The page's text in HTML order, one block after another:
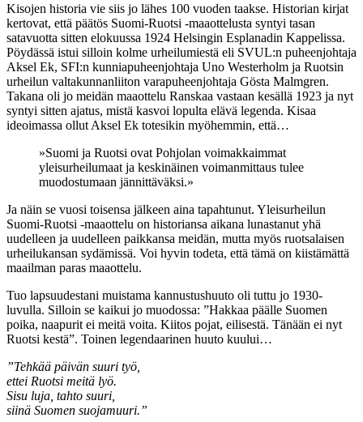
Kisojen historia vie siis jo lähes 100 vuoden taakse. Historian kirjat
kertovat, että päätös Suomi-Ruotsi -maaottelusta syntyi tasan
satavuotta sitten elokuussa 1924 Helsingin Esplanadin Kappelissa.
Pöydässä istui silloin kolme urheilumiestä eli SVUL:n puheenjohtaja
Aksel Ek, SFI:n kunniapuheenjohtaja Uno Westerholm ja Ruotsin
urheilun valtakunnanliiton varapuheenjohtaja Gösta Malmgren.
Takana oli jo meidän maaottelu Ranskaa vastaan kesällä 1923 ja nyt
syntyi sitten ajatus, mistä kasvoi lopulta elävä legenda. Kisaa
ideoimassa ollut Aksel Ek totesikin myöhemmin, että…
»Suomi ja Ruotsi ovat Pohjolan voimakkaimmat
yleisurheilumaat ja keskinäinen voimanmittaus tulee
muodostumaan jännittäväksi.»
Ja näin se vuosi toisensa jälkeen aina tapahtunut. Yleisurheilun
Suomi-Ruotsi -maaottelu on historiansa aikana lunastanut yhä
uudelleen ja uudelleen paikkansa meidän, mutta myös ruotsalaisen
urheilukansan sydämissä. Voi hyvin todeta, että tämä on kiistämättä
maailman paras maaottelu.
Tuo lapsuudestani muistama kannustushuuto oli tuttu jo 1930-
luvulla. Silloin se kaikui jo muodossa: ”Hakkaa päälle Suomen
poika, naapurit ei meitä voita. Kiitos pojat, eilisestä. Tänään ei nyt
Ruotsi kestä”. Toinen legendaarinen huuto kuului…
”Tehkää päivän suuri työ,
ettei Ruotsi meitä lyö.
Sisu luja, tahto suuri,
siinä Suomen suojamuuri.”